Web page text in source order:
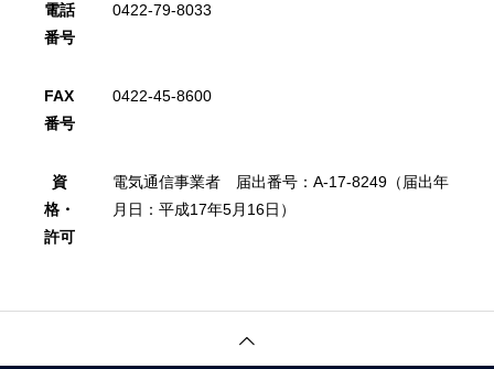
電話
番号
0422-79-8033
FAX
番号
0422-45-8600
資
格・
許可
電気通信事業者 届出番号： A-17-8249 （届出年
月日：平成17年5月 16日）